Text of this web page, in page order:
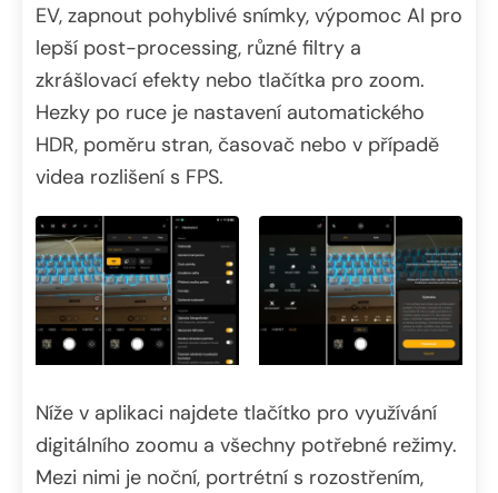
EV, zapnout pohyblivé snímky, výpomoc AI pro
lepší post-processing, různé filtry a
zkrášlovací efekty nebo tlačítka pro zoom.
Hezky po ruce je nastavení automatického
HDR, poměru stran, časovač nebo v případě
videa rozlišení s FPS.
Níže v aplikaci najdete tlačítko pro využívání
digitálního zoomu a všechny potřebné režimy.
Mezi nimi je noční, portrétní s rozostřením,